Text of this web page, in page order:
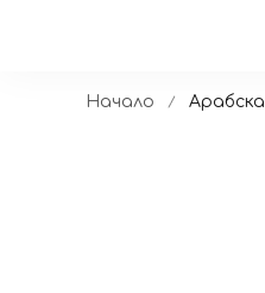
Начало Арабска